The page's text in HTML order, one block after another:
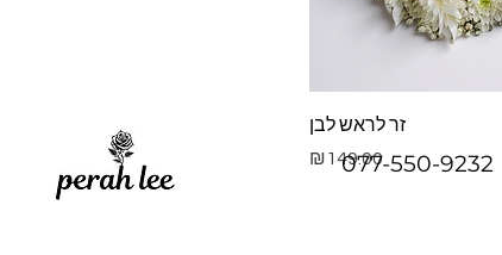
זר לראש לבן
Price
₪149.00
077-550-9232